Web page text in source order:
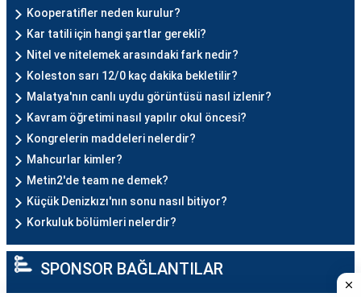
Kooperatifler neden kurulur?
Kar tatili için hangi şartlar gerekli?
Nitel ve nitelemek arasındaki fark nedir?
Koleston sarı 12/0 kaç dakika bekletilir?
Malatya'nın canlı uydu görüntüsü nasıl izlenir?
Kavram öğretimi nasıl yapılır okul öncesi?
Kongrelerin maddeleri nelerdir?
Mahcurlar kimler?
Metin2'de team ne demek?
Küçük Denizkızı'nın sonu nasıl bitiyor?
Korkuluk bölümleri nelerdir?
SPONSOR BAĞLANTILAR